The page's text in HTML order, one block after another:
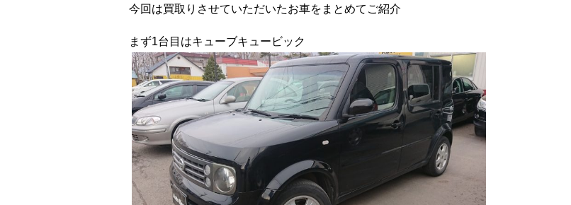
今回は買取りさせていただいたお車をまとめてご紹介
まず1台目はキューブキュービック